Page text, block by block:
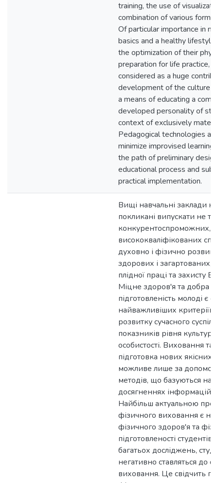
training, the use of
combination of various forms
Of particular importance in
basics and a healthy
the optimization of their
preparation for life practice,
considered as a huge
development of the culture
a means of educating a
developed personality of
context of exclusively
Pedagogical technologies
minimize improvised
the path of preliminary
educational process and
practical implementation.
Вищі навчальні заклади
покликані випускати не
конкурентоспроможних,
висококваліфікованих
духовно і фізично
здорових і загартованих,
плідної праці та захисту
Міцне здоров'я та добра
підготовленість молоді є
найважливіших критеріїв
розвитку сучасного
показників рівня
особистості. Виховання та
підготовка нових якісних
можливе лише за
методів, що базуються на
досягненнях
Найбільш актуальною
фізичного виховання є
фізичного здоров'я та
підготовленості
багатьох досліджень,
негативно ставляться до
виховання. Це свідчить